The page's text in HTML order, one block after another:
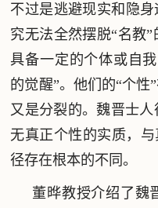
不过是逃避现实和隐
究无法全然摆脱“名教
具备一定的个体或自
的觉醒”。他们的“个性
又是分裂的。魏晋士
无真正个性的实质，
径存在根本的不同。
董晔教授介绍了魏